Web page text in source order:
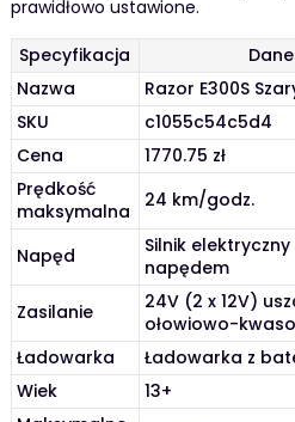
prawidłowo ustawione.
Specyfikacja
Nazwa
Razor E300S
SKU
c1055c54c5d4
Cena
1770.75 zł
Prędkość
maksymalna
24 km/godz.
Napęd
Silnik
napędem
Zasilanie
24V (2 x 12V)
ołowiowo-
Ładowarka
Ładowarka z
Wiek
13+